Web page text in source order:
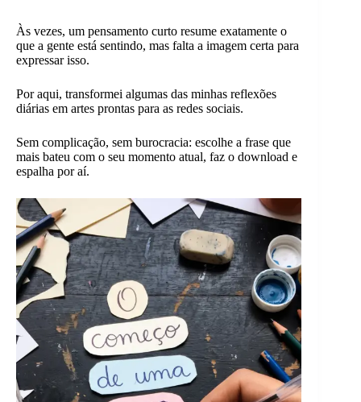
Às vezes, um pensamento curto resume exatamente o
que a gente está sentindo, mas falta a imagem certa para
expressar isso.
Por aqui, transformei algumas das minhas reflexões
diárias em artes prontas para as redes sociais.
Sem complicação, sem burocracia: escolhe a frase que
mais bateu com o seu momento atual, faz o download e
espalha por aí.